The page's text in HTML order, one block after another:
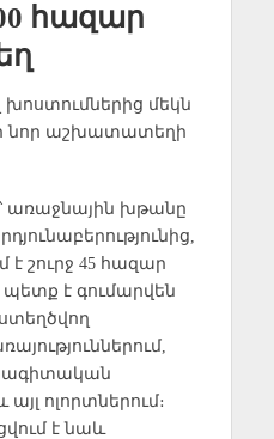
հազար
մեկն
նոր աշխատատեղի
առաջնային խթանը
շուրջ 45 հազար
է գումարվեն
այլ ոլորտներում։
է նաև